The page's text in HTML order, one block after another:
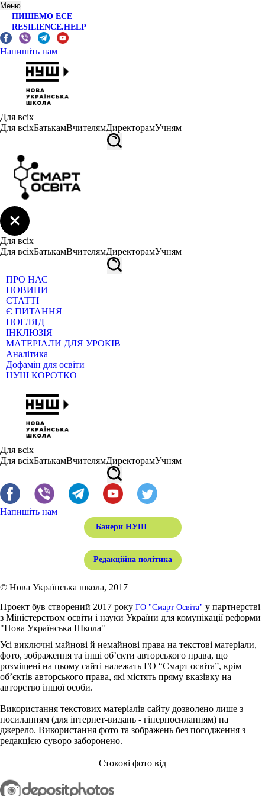
Меню
ПИШЕМО ЕСЕ
RESILIENCE.HELP
Напишіть нам
Для всіх
Для всіхБатькамВчителямДиректорамУчням
Для всіх
Для всіхБатькамВчителямДиректорамУчням
ПРО НАС
НОВИНИ
СТАТТІ
Є ПИТАННЯ
ПОГЛЯД
ІНКЛЮЗІЯ
МАТЕРІАЛИ ДЛЯ УРОКІВ
Аналітика
Дофамін для освіти
НУШ КОРОТКО
Для всіх
Для всіхБатькамВчителямДиректорамУчням
Напишіть нам
Банери НУШ
Редакційна політика
© Нова Українська школа, 2017
Проект був створений 2017 року ГО "Смарт Освіта" у партнерстві
з Міністерством освіти і науки України для комунікації реформи
"Нова Українська Школа"
Усі виключні майнові й немайнові права на текстові матеріали,
фото, зображення та інші об’єкти авторського права, що
розміщені на цьому сайті належать ГО “Смарт освіта”, крім
об’єктів авторського права, які містять пряму вказівку на
авторство іншої особи.
Використання текстових матеріалів сайту дозволено лише з
посиланням (для інтернет-видань - гіперпосиланням) на
джерело. Використання фото та зображень без погодження з
редакцією суворо заборонено.
Стокові фото від